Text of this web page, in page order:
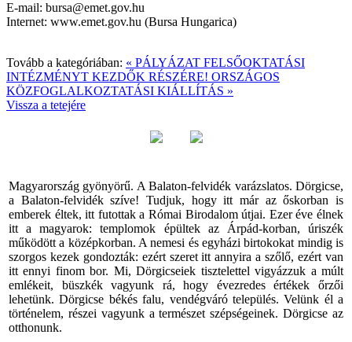
E-mail:
Internet: www.emet.gov.hu (Bursa Hungarica)
Tovább a kategóriában: « PÁLYÁZAT FELSŐOKTATÁSI
INTÉZMÉNYT KEZDŐK RÉSZÉRE! ORSZÁGOS
KÖZFOGLALKOZTATÁSI KIÁLLÍTÁS »
Vissza a tetejére
Magyarország gyönyörű. A Balaton-felvidék varázslatos. Dörgicse,
a Balaton-felvidék szíve! Tudjuk, hogy itt már az őskorban is
emberek éltek, itt futottak a Római Birodalom útjai. Ezer éve élnek
itt a magyarok: templomok épültek az Árpád-korban, úriszék
működött a középkorban. A nemesi és egyházi birtokokat mindig is
szorgos kezek gondozták: ezért szeret itt annyira a szőlő, ezért van
itt ennyi finom bor. Mi, Dörgicseiek tisztelettel vigyázzuk a múlt
emlékeit, büszkék vagyunk rá, hogy évezredes értékek őrzői
lehetünk. Dörgicse békés falu, vendégváró település. Velünk él a
történelem, részei vagyunk a természet szépségeinek. Dörgicse az
otthonunk.